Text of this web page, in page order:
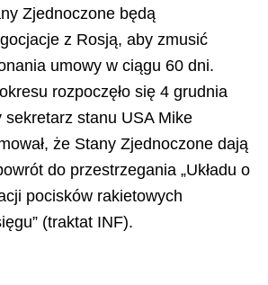
Zjednoczone będą
z Rosją, aby zmusić
umowy w ciągu 60 dni.
rozpoczęło się 4 grudnia
sekretarz stanu USA Mike
że Stany Zjednoczone dają
do przestrzegania „Układu o
pocisków rakietowych
(traktat INF).